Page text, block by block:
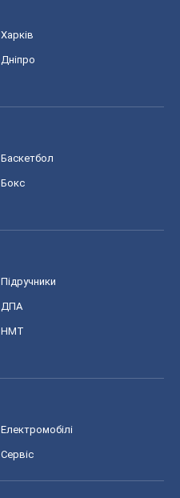
Харків
Дніпро
Баскетбол
Бокс
Підручники
ДПА
НМТ
Електромобілі
Сервіс